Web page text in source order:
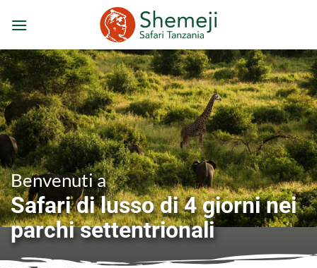
Benvenuti a
Safari di lusso di 4 giorni nei
parchi settentrionali